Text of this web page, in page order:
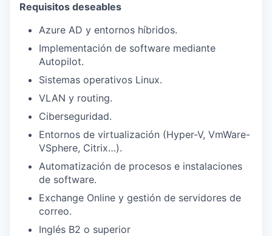
Requisitos deseables
Azure AD y entornos híbridos.
Implementación de software mediante
Autopilot.
Sistemas operativos Linux.
VLAN y routing.
Ciberseguridad.
Entornos de virtualización (Hyper-V, VmWare-
VSphere, Citrix…).
Automatización de procesos e instalaciones
de software.
Exchange Online y gestión de servidores de
correo.
Inglés B2 o superior